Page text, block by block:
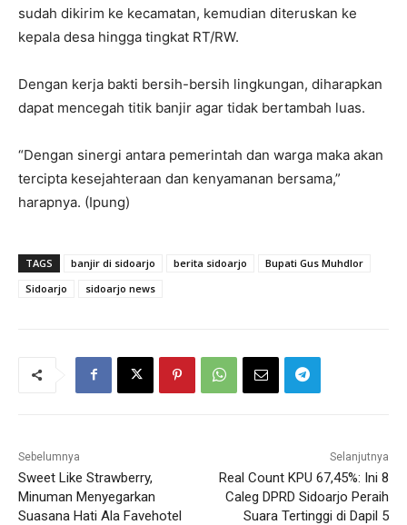
sudah dikirim ke kecamatan, kemudian diteruskan ke
kepala desa hingga tingkat RT/RW.
Dengan kerja bakti bersih-bersih lingkungan, diharapkan
dapat mencegah titik banjir agar tidak bertambah luas.
“Dengan sinergi antara pemerintah dan warga maka akan
tercipta kesejahteraan dan kenyamanan bersama,”
harapnya. (Ipung)
TAGS banjir di sidoarjo berita sidoarjo
Bupati Gus Muhdlor
Sidoarjo
sidoarjo news
Sebelumnya
Sweet Like Strawberry,
Minuman Menyegarkan
Suasana Hati Ala Favehotel
Selanjutnya
Real Count KPU 67,45%: Ini 8
Caleg DPRD Sidoarjo Peraih
Suara Tertinggi di Dapil 5